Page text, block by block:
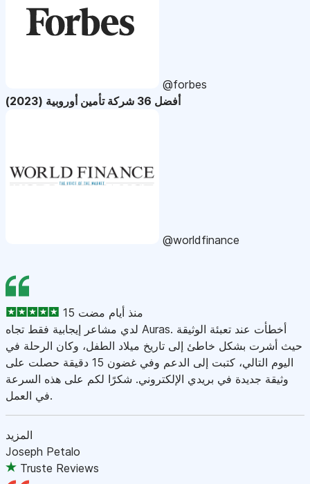
@forbes
أفضل 36 شركة تأمين أوروبية (2023)
@worldfinance
15 منذ أيام مضت
لدي مشاعر إيجابية فقط تجاه Auras. أخطأت عند تعبئة الوثيقة
حيث أشرت بشكل خاطئ إلى تاريخ ميلاد الطفل، وكان الرحلة في
اليوم التالي، كتبت إلى الدعم وفي غضون 15 دقيقة حصلت على
وثيقة جديدة في بريدي الإلكتروني. شكرًا لكم على هذه السرعة
في العمل.
المزيد
Joseph Petalo
Truste Reviews